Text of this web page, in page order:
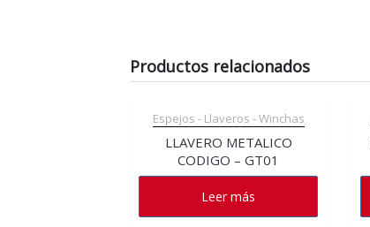
Productos relacionados
Espejos - Llaveros - Winchas
LLAVERO METALICO
CODIGO – GT01
Leer más